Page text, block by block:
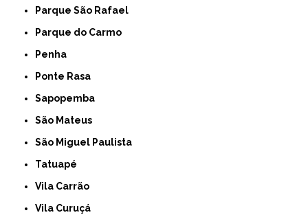
Parque São Rafael
Parque do Carmo
Penha
Ponte Rasa
Sapopemba
São Mateus
São Miguel Paulista
Tatuapé
Vila Carrão
Vila Curuçá